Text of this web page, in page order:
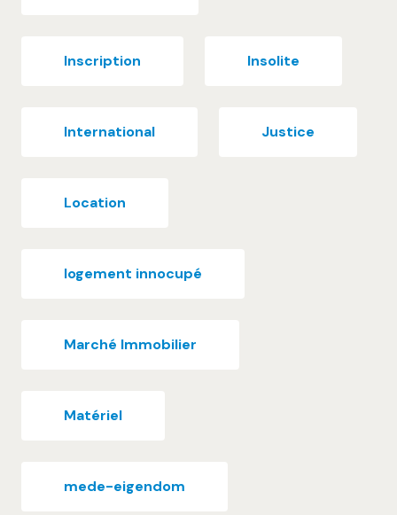
Inscription Insolite
International Justice
Location
logement innocupé
Marché Immobilier
Matériel
mede-eigendom